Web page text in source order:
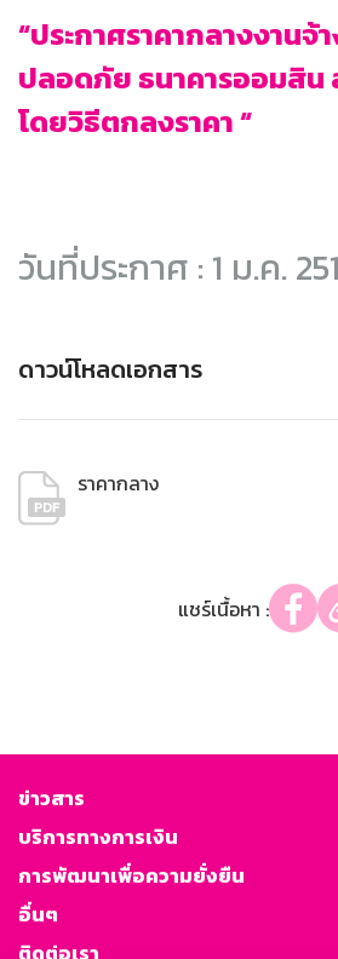
“ประกาศราคากลางงานจ้
ปลอดภัย ธนาคารออมสิน
โดยวิธีตกลงราคา “
วันที่ประกาศ : 1 ม.ค.
ดาวน์โหลดเอกสาร
ราคากลาง
แชร์เนื้อหา :
ข่าวสาร
บริการทางการเงิน
การพัฒนาเพื่อความยั่งยืน
อื่นๆ